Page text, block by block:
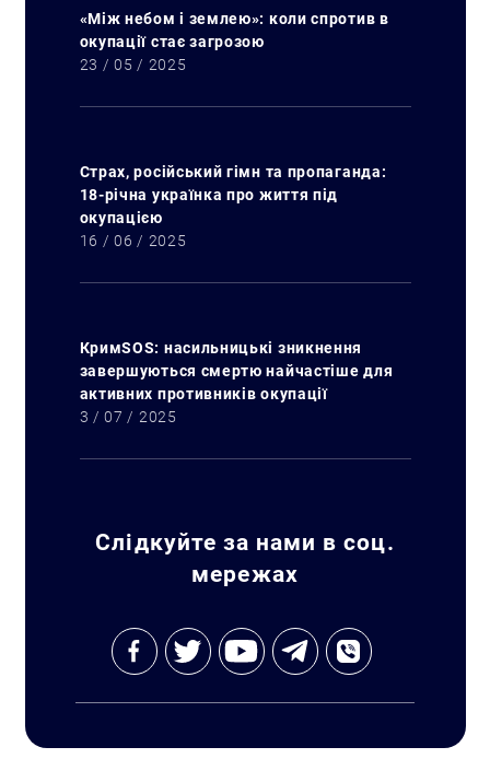
«Між небом і землею»: коли спротив в
окупації стає загрозою
23 / 05 / 2025
Страх, російський гімн та пропаганда:
18-річна українка про життя під
окупацією
16 / 06 / 2025
КримSOS: насильницькі зникнення
завершуються смертю найчастіше для
активних противників окупації
3 / 07 / 2025
Слідкуйте за нами в соц.
мережах